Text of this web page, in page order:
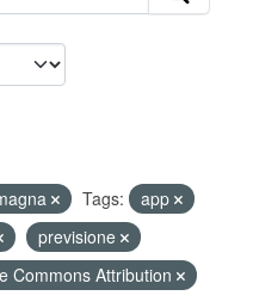
Tags:
app
previsione
Commons Attribution